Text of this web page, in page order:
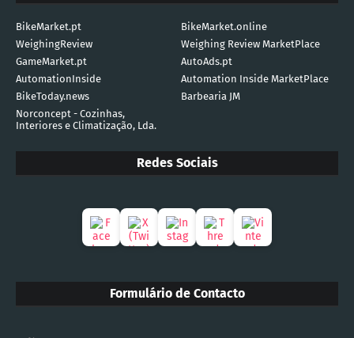
BikeMarket.pt
BikeMarket.online
WeighingReview
Weighing Review MarketPlace
GameMarket.pt
AutoAds.pt
AutomationInside
Automation Inside MarketPlace
BikeToday.news
Barbearia JM
Norconcept - Cozinhas,
Interiores e Climatização, Lda.
Redes Sociais
Formulário de Contacto